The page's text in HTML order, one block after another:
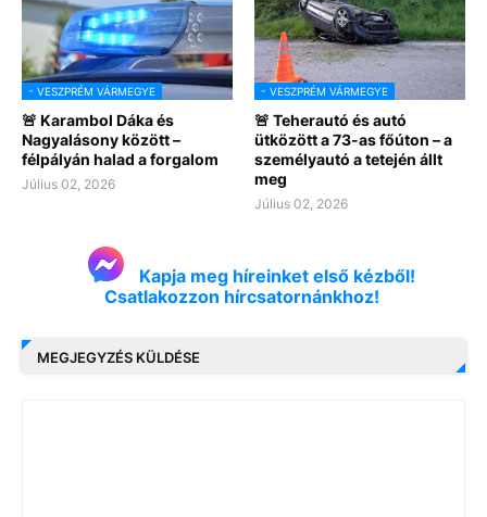
- VESZPRÉM VÁRMEGYE
🚨 Karambol Dáka és
Nagyalásony között –
félpályán halad a forgalom
Július 02, 2026
- VESZPRÉM VÁRMEGYE
🚨 Teherautó és autó
ütközött a 73-as főúton – a
személyautó a tetején állt
meg
Július 02, 2026
Kapja meg híreinket első kézből!
Csatlakozzon hírcsatornánkhoz!
MEGJEGYZÉS KÜLDÉSE